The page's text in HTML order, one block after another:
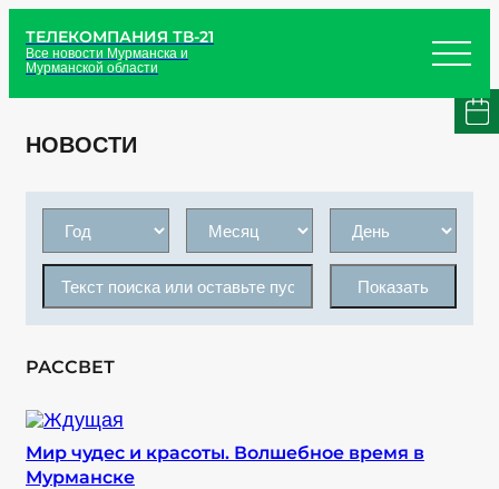
ТЕЛЕКОМПАНИЯ ТВ-21
Все новости Мурманска и
Мурманской области
НОВОСТИ
Показать
РАССВЕТ
Мир чудес и красоты. Волшебное время в
Мурманске